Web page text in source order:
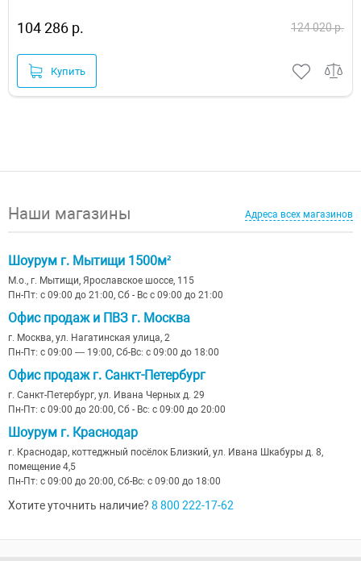
104 286 р. 124 020 р.
Купить
Наши магазины Адреса всех магазинов
Шоурум г. Мытищи 1500м²
М.о., г. Мытищи, Ярославское шоссе, 115
Пн-Пт: с 09:00 до 21:00, Сб - Вс с 09:00 до 21:00
Офис продаж и ПВЗ г. Москва
г. Москва, ул. Нагатинская улица, 2
Пн-Пт: с 09:00 — 19:00, Сб-Вс: с 09:00 до 18:00
Офис продаж г. Санкт-Петербург
г. Санкт-Петербург, ул. Ивана Черных д. 29
Пн-Пт: с 09:00 до 20:00, Сб - Вс: с 09:00 до 20:00
Шоурум г. Краснодар
г. Краснодар, коттеджный посёлок Близкий, ул. Ивана Шкабуры д. 8,
помещение 4,5
Пн-Пт: с 09:00 до 20:00, Сб-Вс: с 09:00 до 18:00
Хотите уточнить наличие? 8 800 222-17-62